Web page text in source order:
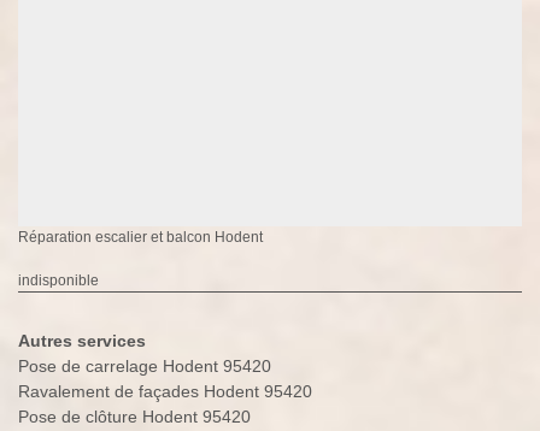
Réparation escalier et balcon Hodent
indisponible
Autres services
Pose de carrelage Hodent 95420
Ravalement de façades Hodent 95420
Pose de clôture Hodent 95420